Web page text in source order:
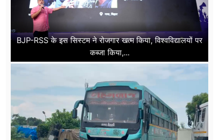
BJP-RSS के इस सिस्टम ने रोजगार खत्म किया, विश्वविद्यालयों पर
कब्जा किया,...